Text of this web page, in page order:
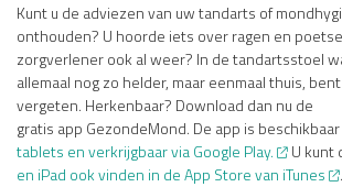
Kunt u de adviezen van uw tandarts of
onthouden? U hoorde iets over ragen en
zorgverlener ook al weer? In de tandartsstoel
allemaal nog zo helder, maar eenmaal thuis,
vergeten. Herkenbaar? Download dan nu de
gratis app GezondeMond. De app is
tablets en verkrijgbaar via Google Play.
U kunt
en iPad ook vinden in de App Store van iTunes
.